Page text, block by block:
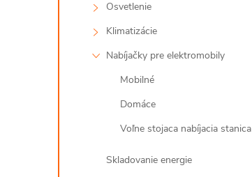
Osvetlenie
Klimatizácie
Nabíjačky pre elektromobily
Mobilné
Domáce
Voľne stojaca nabíjacia stanica
Skladovanie energie